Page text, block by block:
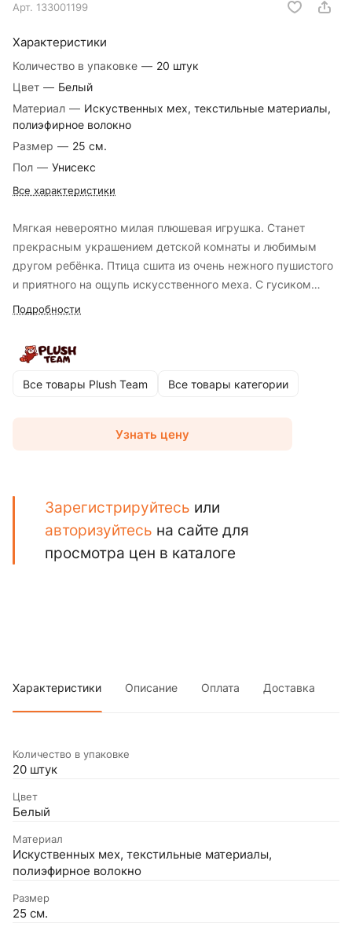
Арт. 133001199
Характеристики
Количество в упаковке — 20 штук
Цвет — Белый
Материал — Искуственных мех, текстильные материалы,
полиэфирное волокно
Размер — 25 см.
Пол — Унисекс
Все характеристики
Мягкая невероятно милая плюшевая игрушка. Станет
прекрасным украшением детской комнаты и любимым
другом ребёнка. Птица сшита из очень нежного пушистого
и приятного на ощупь искусственного меха. С гусиком
приятно спать в обнимку, а еще поможет покорить сердце.
Подробности
Все товары Plush Team Все товары категории
Узнать цену
Зарегистрируйтесь или
авторизуйтесь на сайте для
просмотра цен в каталоге
Характеристики Описание Оплата Доставка
Количество в упаковке
20 штук
Цвет
Белый
Материал
Искуственных мех, текстильные материалы,
полиэфирное волокно
Размер
25 см.